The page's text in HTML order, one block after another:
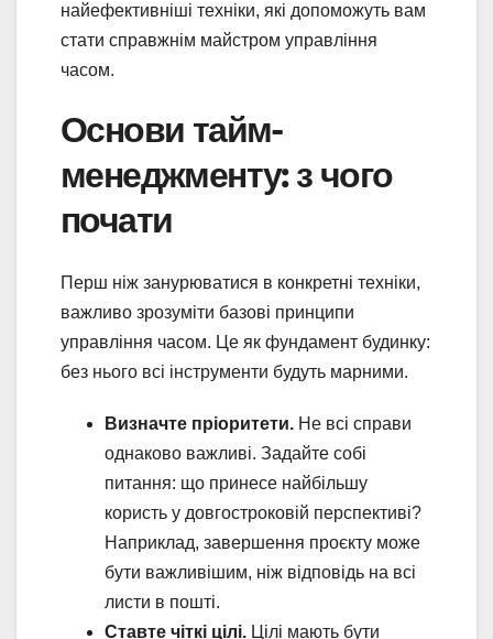
найефективніші техніки, які допоможуть вам
стати справжнім майстром управління
часом.
Основи тайм-
менеджменту: з чого
почати
Перш ніж занурюватися в конкретні техніки,
важливо зрозуміти базові принципи
управління часом. Це як фундамент будинку:
без нього всі інструменти будуть марними.
Визначте пріоритети. Не всі справи
однаково важливі. Задайте собі
питання: що принесе найбільшу
користь у довгостроковій перспективі?
Наприклад, завершення проєкту може
бути важливішим, ніж відповідь на всі
листи в пошті.
Ставте чіткі цілі. Цілі мають бути